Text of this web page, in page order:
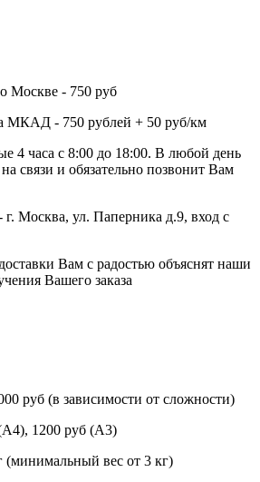
Москве - 750 руб
МКАД - 750 рублей + 50 руб/км
4 часа с 8:00 до 18:00. В любой день
связи и обязательно позвонит Вам
Москва, ул. Паперника д.9, вход с
Вам с радостью объяснят наши
Вашего заказа
руб (в зависимости от сложности)
1200 руб (А3)
(минимальный вес от 3 кг)